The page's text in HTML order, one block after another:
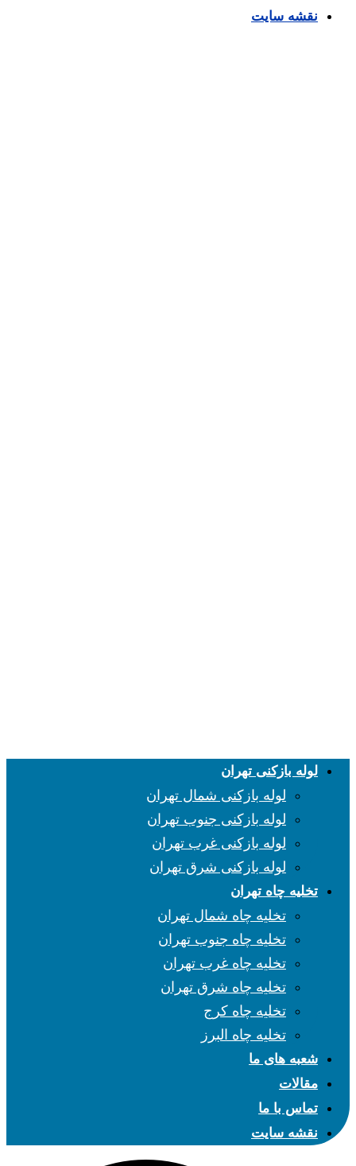
نقشه سایت
لوله بازکنی تهران
لوله بازکنی شمال تهران
لوله بازکنی جنوب تهران
لوله بازکنی غرب تهران
لوله بازکنی شرق تهران
تخلیه چاه تهران
تخلیه چاه شمال تهران
تخلیه چاه جنوب تهران
تخلیه چاه غرب تهران
تخلیه چاه شرق تهران
تخلیه چاه کرج
تخلیه چاه البرز
شعبه های ما
مقالات
تماس با ما
نقشه سایت